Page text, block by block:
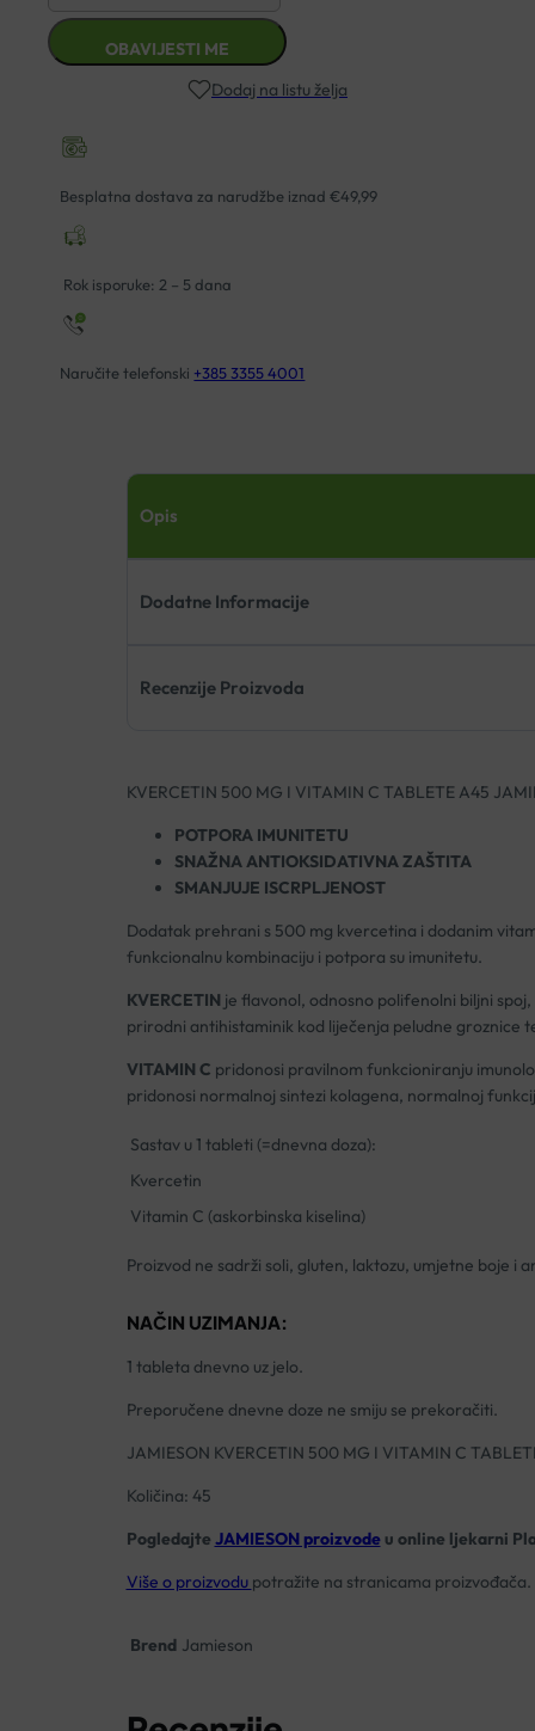
Dodaj na listu želja
Besplatna dostava za narudžbe iznad €49,99
Rok isporuke: 2 – 5 dana
Naručite telefonski +385 3355 4001
Opis
Dodatne Informacije
Recenzije Proizvoda
KVERCETIN 500 MG I VITAMIN C TABLETE A45
POTPORA IMUNITETU
SNAŽNA ANTIOKSIDATIVNA ZAŠTITA
SMANJUJE ISCRPLJENOST
Dodatak prehrani s 500 mg kvercetina i dodanim
funkcionalnu kombinaciju i potpora su imunitetu.
KVERCETIN je flavonol, odnosno polifenolni biljni
prirodni antihistaminik kod liječenja peludne groznice
VITAMIN C pridonosi pravilnom funkcioniranju
pridonosi normalnoj sintezi kolagena, normalnoj
Sastav u 1 tableti (=dnevna doza):
Kvercetin
Vitamin C (askorbinska kiselina)
Proizvod ne sadrži soli, gluten, laktozu, umjetne boje i
NAČIN UZIMANJA:
1 tableta dnevno uz jelo.
Preporučene dnevne doze ne smiju se prekoračiti.
JAMIESON KVERCETIN 500 MG I VITAMIN C
Količina: 45
Pogledajte JAMIESON proizvodeu online ljekarni
Više o proizvodu potražite na stranicama proizvođača.
Brend Jamieson